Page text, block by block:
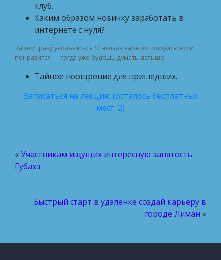
клуб.
Каким образом новичку заработать в
интернете с нуля?
Зачем сразу увольняться? Сначала зарегистрируйся: если
понравится — тогда уже будешь думать дальше!
Тайное поощрение для пришедших.
Записаться на лекцию (осталось бесплатных
мест: 2)
«Участникам ищущих интересную занятость
Губаха
Быстрый старт в удалёнке создай карьеру в
городе Лиман »